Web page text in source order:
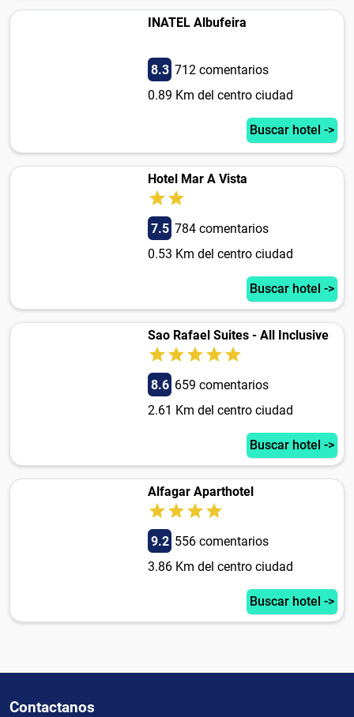
INATEL Albufeira
8.3 712 comentarios
0.89 Km del centro ciudad
Buscar hotel ->
Hotel Mar A Vista
7.5 784 comentarios
0.53 Km del centro ciudad
Buscar hotel ->
Sao Rafael Suites - All Inclusive
8.6 659 comentarios
2.61 Km del centro ciudad
Buscar hotel ->
Alfagar Aparthotel
9.2 556 comentarios
3.86 Km del centro ciudad
Buscar hotel ->
Contactanos